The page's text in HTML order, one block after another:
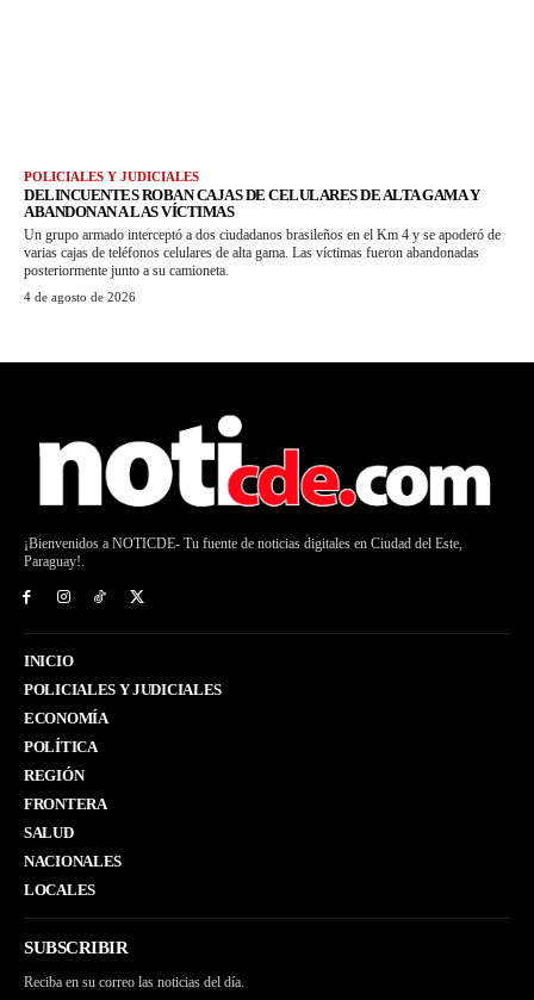
POLICIALES Y JUDICIALES
DELINCUENTES ROBAN CAJAS DE CELULARES DE ALTA GAMA Y
ABANDONAN A LAS VÍCTIMAS
Un grupo armado interceptó a dos ciudadanos brasileños en el Km 4 y se apoderó de
varias cajas de teléfonos celulares de alta gama. Las víctimas fueron abandonadas
posteriormente junto a su camioneta.
4 de agosto de 2026
¡Bienvenidos a NOTICDE- Tu fuente de noticias digitales en Ciudad del Este,
Paraguay!.
INICIO
POLICIALES Y JUDICIALES
ECONOMÍA
POLÍTICA
REGIÓN
FRONTERA
SALUD
NACIONALES
LOCALES
SUBSCRIBIR
Reciba en su correo las noticias del día.